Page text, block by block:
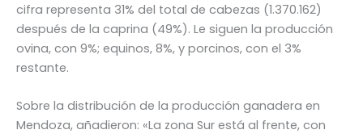
cifra representa 31% del total de cabezas (1.370.162)
después de la caprina (49%). Le siguen la producción
ovina, con 9%; equinos, 8%, y porcinos, con el 3%
restante.
Sobre la distribución de la producción ganadera en
Mendoza, añadieron: «La zona Sur está al frente, con